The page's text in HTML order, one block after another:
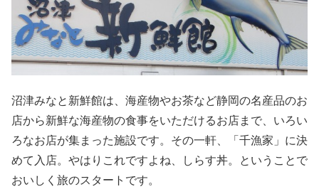
沼津みなと新鮮館は、海産物やお茶など静岡の名産品のお
店から新鮮な海産物の食事をいただけるお店まで、いろい
ろなお店が集まった施設です。その一軒、「千漁家」に決
めて入店。やはりこれですよね、しらす丼。ということで
おいしく旅のスタートです。